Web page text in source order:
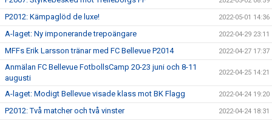
P2012: Kämpaglöd de luxe! 2022-05-01 14:36
A-laget: Ny imponerande trepoängare 2022-04-29 23:11
MFFs Erik Larsson tränar med FC Bellevue P2014 2022-04-27 17:37
Anmälan FC Bellevue FotbollsCamp 20-23 juni och 8-11
augusti
2022-04-25 14:21
A-laget: Modigt Bellevue visade klass mot BK Flagg 2022-04-24 19:20
P2012: Två matcher och två vinster 2022-04-24 18:31